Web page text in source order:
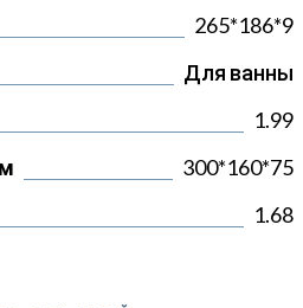
265*186*9
Для ванны
1.99
300*160*75
1.68